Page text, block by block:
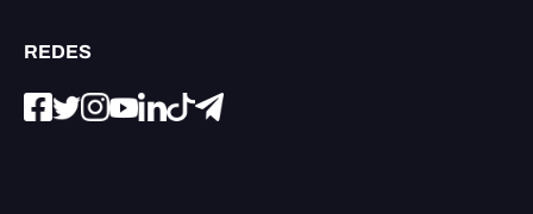
REDES